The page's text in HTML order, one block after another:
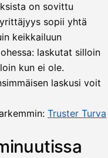
on sovittu
sopii yhtä
keikkailuun
laskutat silloin
kun ei ole.
laskusi voit
Truster Turva
Oy